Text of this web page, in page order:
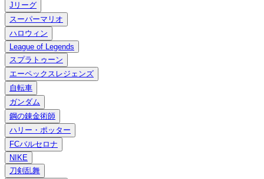
Jリーグ
スーパーマリオ
ハロウィン
League of Legends
スプラトゥーン
エーペックスレジェンズ
自転車
ガンダム
鋼の錬金術師
ハリー・ポッター
FCバルセロナ
NIKE
刀剣乱舞